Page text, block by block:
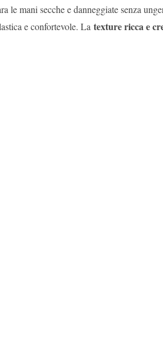
mani secche e danneggiate senza
e confortevole. La texture ricca e